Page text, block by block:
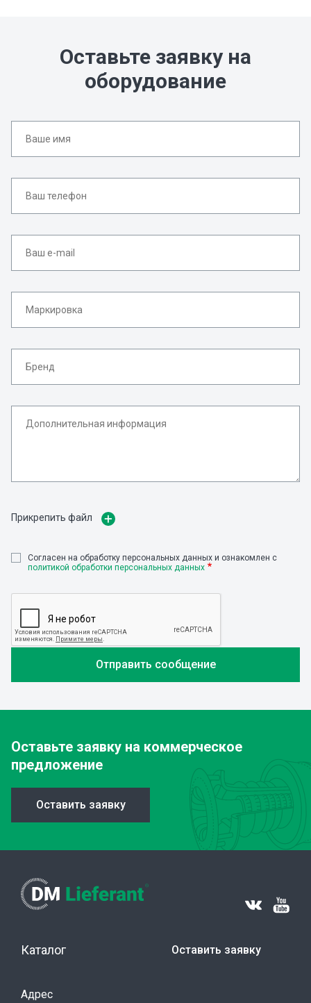
Оставьте заявку на
оборудование
Прикрепить файл
Cогласен на обработку персональных данных и ознакомлен с
политикой обработки персональных данных
Оставьте заявку на коммерческое
предложение
Оставить заявку
Каталог Оставить заявку
Адрес